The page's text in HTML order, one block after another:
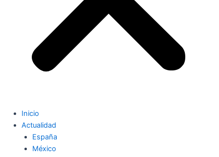
Inicio
Actualidad
España
México